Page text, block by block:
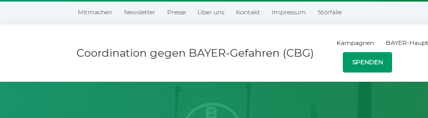
Mitmachen Newsletter Presse Über uns Kontakt Impressum Störfälle
Coordination gegen BAYER-Gefahren (CBG)
Kampagnen BAYER-
SPENDEN